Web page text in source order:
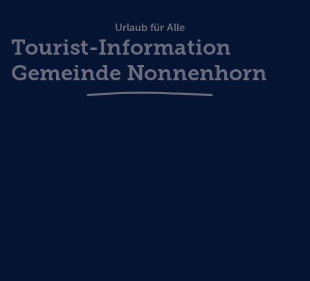
Urlaub für Alle
Tourist-Information
Gemeinde Nonnenhorn